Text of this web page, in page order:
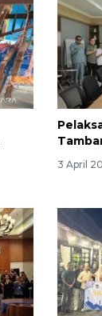
3 April